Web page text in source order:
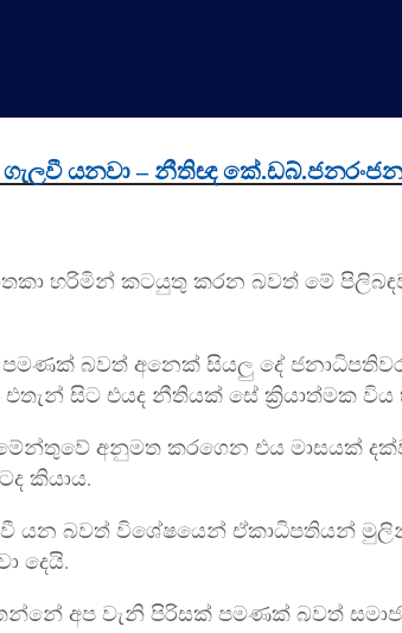
යනවා – නීතිඥ කේ.ඩබ්.ජනරංජන
හරිමින් කටයුතු කරන බවත් මේ
පමණක් බවත් අනෙක් සියලු දේ
සිට එයද නීතියක් සේ ක්‍රියාත්මක
අනුමත කරගෙන එය මාසයක්
කියාය.
යන බවත් විශේෂයෙන් ඒකාධිපතියන්
දෙයි.
අප වැනි පිරිසක් පමණක් බවත්